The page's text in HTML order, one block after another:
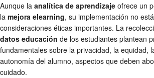
Aunque la analítica de aprendizaje ofrece un
la mejora elearning, su implementación no
consideraciones éticas importantes. La
datos educación de los estudiantes plantean
fundamentales sobre la privacidad, la equidad,
autonomía del alumno, aspectos que deben
cuidado.